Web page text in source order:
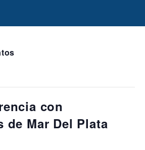
con
de Mar Del Plata